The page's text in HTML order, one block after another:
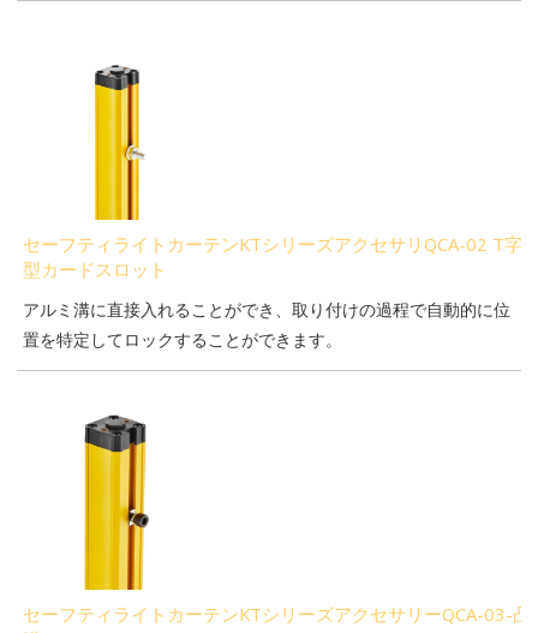
セーフティライトカーテンKTシリーズアクセサリQCA-02 T字
型カードスロット
アルミ溝に直接入れることができ、取り付けの過程で自動的に位
置を特定してロックすることができます。
セーフティライトカーテンKTシリーズアクセサリーQCA-03-凸